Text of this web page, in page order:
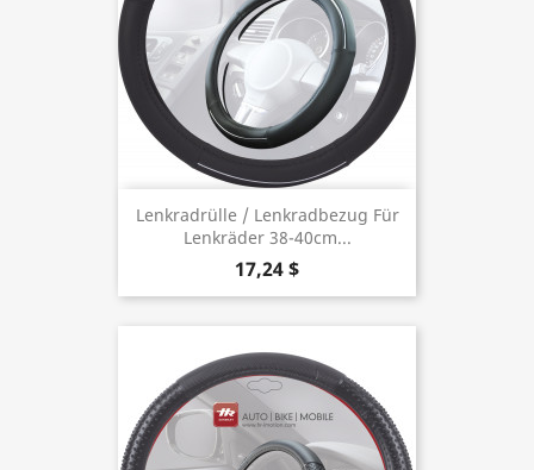
Lenkradrülle / Lenkradbezug Für
Lenkräder 38-40cm...
17,24 $